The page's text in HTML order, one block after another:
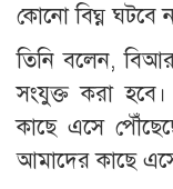
কোনো বিঘ্ন ঘটবে
তিনি বলেন,
সংযুক্ত করা
কাছে এসে
আমাদের কাছে